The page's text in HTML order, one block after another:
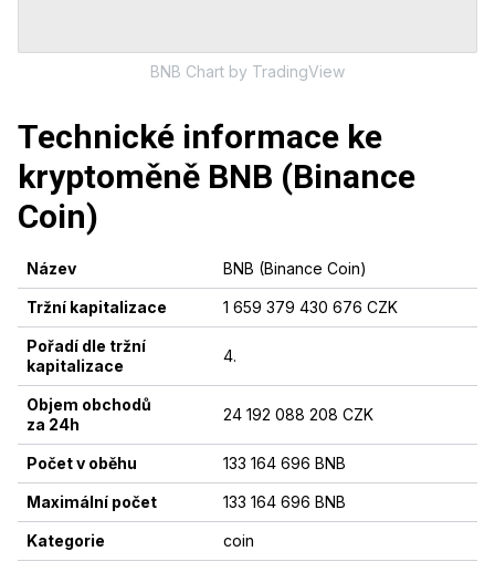
BNB Chart by TradingView
Technické informace ke
kryptoměně BNB (Binance
Coin)
Název BNB (Binance Coin)
Tržní kapitalizace 1 659 379 430 676 CZK
Pořadí dle tržní
kapitalizace
4.
Objem obchodů
za 24h
24 192 088 208 CZK
Počet v oběhu 133 164 696 BNB
Maximální počet 133 164 696 BNB
Kategorie coin